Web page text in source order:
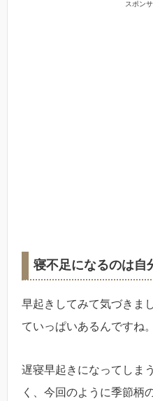
スポン
寝不足になるのは自
早起きしてみて気づきま
ていっぱいあるんですね。
遅寝早起きになってしま
く、今回のように季節柄